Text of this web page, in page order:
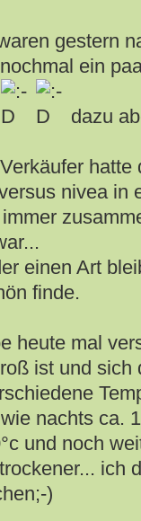
gestern
ein
dazu
hatte
nivea in
einen Art
finde.
heute mal
ist und sich
nachts ca.
und noch
ich
)